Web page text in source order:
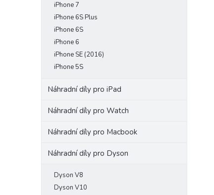
iPhone 7
iPhone 6S Plus
iPhone 6S
iPhone 6
iPhone SE (2016)
iPhone 5S
Náhradní díly pro iPad
Náhradní díly pro Watch
Náhradní díly pro Macbook
Náhradní díly pro Dyson
Dyson V8
Dyson V10